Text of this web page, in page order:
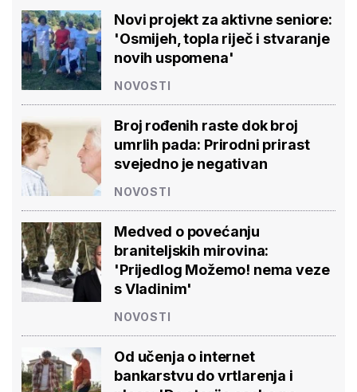
Novi projekt za aktivne seniore:
'Osmijeh, topla riječ i stvaranje
novih uspomena'
NOVOSTI
Broj rođenih raste dok broj
umrlih pada: Prirodni prirast
svejedno je negativan
NOVOSTI
Medved o povećanju
braniteljskih mirovina:
'Prijedlog Možemo! nema veze
s Vladinim'
NOVOSTI
Od učenja o internet
bankarstvu do vrtlarenja i